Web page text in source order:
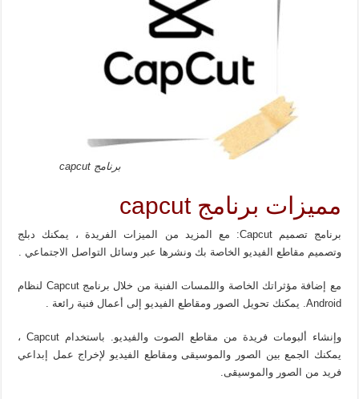
برنامج capcut
مميزات برنامج capcut
برنامج تصميم Capcut: مع المزيد من الميزات الفريدة ، يمكنك دبلج
وتصميم مقاطع الفيديو الخاصة بك ونشرها عبر وسائل التواصل الاجتماعي .
مع إضافة مؤثراتك الخاصة واللمسات الفنية من خلال برنامج Capcut لنظام
Android. يمكنك تحويل الصور ومقاطع الفيديو إلى أعمال فنية رائعة .
وإنشاء ألبومات فريدة من مقاطع الصوت والفيديو. باستخدام Capcut ،
يمكنك الجمع بين الصور والموسيقى ومقاطع الفيديو لإخراج عمل إبداعي
فريد من الصور والموسيقى.